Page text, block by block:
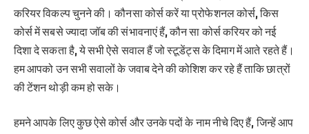
करियर विकल्प चुनने की। कौनसा कोर्स करें या प्रोफेशनल कोर्स, किस
कोर्स में सबसे ज्यादा जॉब की संभावनाएं हैं, कौन सा कोर्स करियर को नई
दिशा दे सकता है, ये सभी ऐसे सवाल हैं जो स्टूडेंट्स के दिमाग में आते रहते हैं।
हम आपको उन सभी सवालों के जवाब देने की कोशिश कर रहे हैं ताकि छात्रों
की टेंशन थोड़ी कम हो सके।
हमने आपके लिए कुछ ऐसे कोर्स और उनके पदों के नाम नीचे दिए हैं, जिन्हें आप